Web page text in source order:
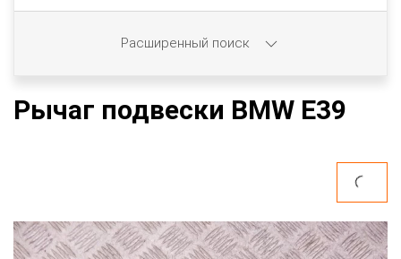
Рычаг подвески BMW E39
Расширенный поиск